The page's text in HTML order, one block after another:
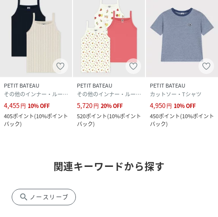
PETIT BATEAU
その他のインナー・ルームウェア
4,455円 10%OFF
405ポイント(10%ポイント
バック)
PETIT BATEAU
その他のインナー・ルームウェア
5,720円 20%OFF
520ポイント(10%ポイント
バック)
PETIT BATEAU
カットソー・Tシャツ
4,950円 10%OFF
450ポイント(10%ポイント
バック)
関連キーワードから探す
search ノースリーブ